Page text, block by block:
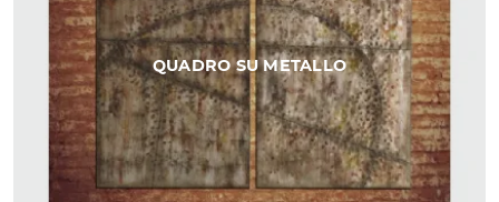
QUADRO SU METALLO